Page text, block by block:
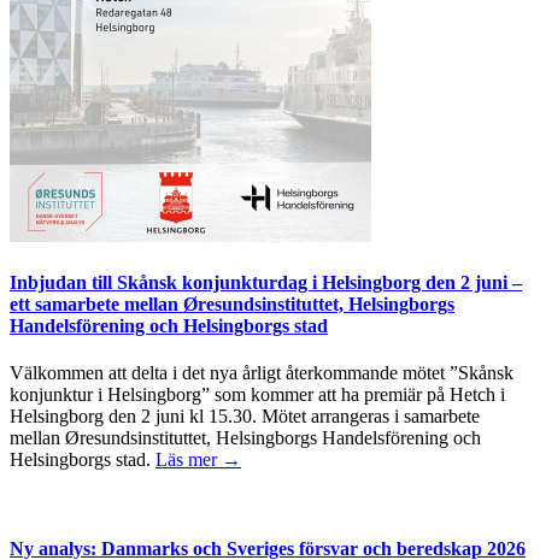
Inbjudan till Skånsk konjunkturdag i Helsingborg den 2 juni –
ett samarbete mellan Øresundsinstituttet, Helsingborgs
Handelsförening och Helsingborgs stad
Välkommen att delta i det nya årligt återkommande mötet ”Skånsk
konjunktur i Helsingborg” som kommer att ha premiär på Hetch i
Helsingborg den 2 juni kl 15.30. Mötet arrangeras i samarbete
mellan Øresundsinstituttet, Helsingborgs Handelsförening och
Helsingborgs stad. Läs mer →
Ny analys: Danmarks och Sveriges försvar och beredskap 2026